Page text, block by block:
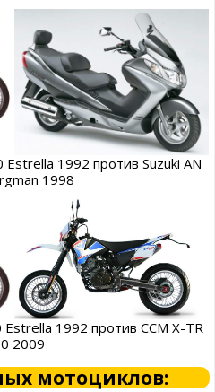
1992 против Suzuki AN
1998
1992 против CCM X-TR
2009
мотоциклов: